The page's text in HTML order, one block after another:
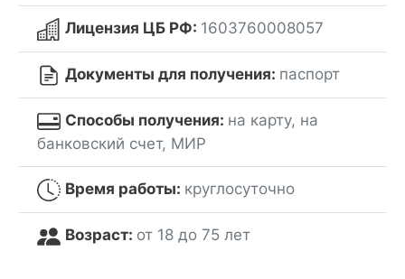
Лицензия ЦБ РФ: 1603760008057
Документы для получения: паспорт
Способы получения: на карту, на
банковский счет, МИР
Время работы: круглосуточно
Возраст: от 18 до 75 лет